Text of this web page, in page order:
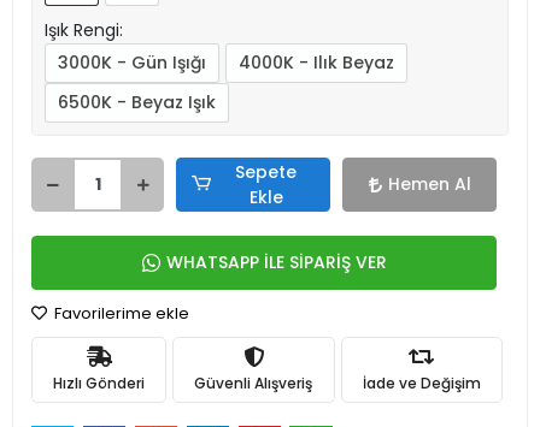
Işık Rengi:
3000K - Gün Işığı
4000K - Ilık Beyaz
6500K - Beyaz Işık
Sepete
Ekle
Hemen Al
WHATSAPP İLE SİPARİŞ VER
Favorilerime ekle
Hızlı Gönderi Güvenli Alışveriş İade ve Değişim